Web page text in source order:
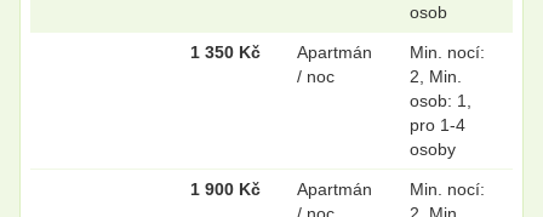
osob
1 350 Kč
Apartmán
/ noc
Min. nocí:
2, Min.
osob: 1,
pro 1-4
osoby
1 900 Kč
Apartmán
Min. nocí: